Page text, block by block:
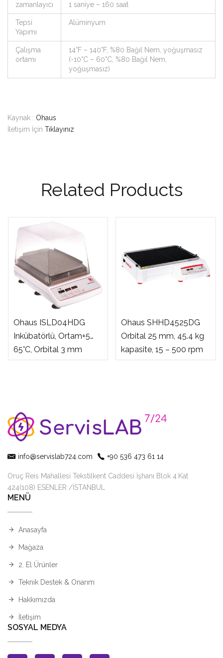
zamanlayıcı 1 saniye – 160 saat
Tepsi
Yapımı
Alüminyum
Çalışma
ortamı
14°F – 140°F, %80 Bağıl Nem, yoğuşmasız
(-10°C – 60°C, %80 Bağıl Nem,
yoğuşmasız)
Kaynak : Ohaus
İletişim İçin Tıklayınız
Related Products
Ohaus ISLD04HDG
Inkübatörlü, Ortam+5…
65°C, Orbital 3 mm
Ohaus SHHD4525DG
Orbital 25 mm, 45.4 kg
kapasite, 15 – 500 rpm
info@servislab724.com +90 536 473 61 14
Oruç Reis Mahallesi Tekstilkent Caddesi İşhanı Blok 4.Kat
424(108) ESENLER /İSTANBUL
MENÜ
Anasayfa
Mağaza
2. El Ürünler
Teknik Destek & Onarım
Hakkımızda
İletişim
SOSYAL MEDYA